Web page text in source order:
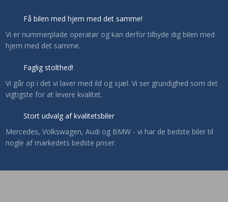
Få bilen med hjem med det samme!
​Vi er nummerplade operatør og kan derfor tilbyde dig bilen med
hjem med det samme.
Faglig stolthed!
​Vi går op i det vi laver med ild og sjæl. Vi ser grundighed som det
vigtigste for at levere kvalitet.​
Stort udvalg af kvalitetsbiler
​Mercedes, Volkswagen, Audi og BMW - vi har de bedste biler til
nogle af markedets bedste priser.